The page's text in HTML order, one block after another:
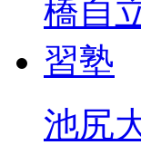
池尻